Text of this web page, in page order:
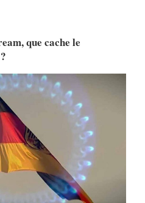
que cache le